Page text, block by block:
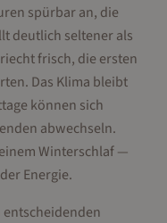
spürbar an, die
deutlich seltener als
frisch, die ersten
Das Klima bleibt
können sich
abwechseln.
Winterschlaf —
Energie.